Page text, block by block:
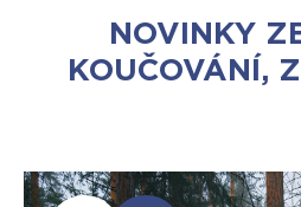
NOVINKY
KOUČOVÁNÍ,